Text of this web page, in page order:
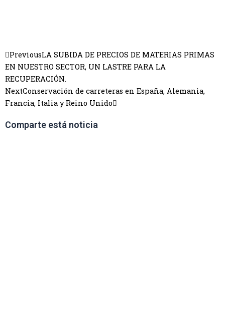
PreviousLA SUBIDA DE PRECIOS DE MATERIAS PRIMAS
EN NUESTRO SECTOR, UN LASTRE PARA LA
RECUPERACIÓN.
NextConservación de carreteras en España, Alemania,
Francia, Italia y Reino Unido
Comparte está noticia